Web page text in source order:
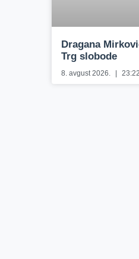
Dragana
Trg slobode
8. avgust 2026. 23:22